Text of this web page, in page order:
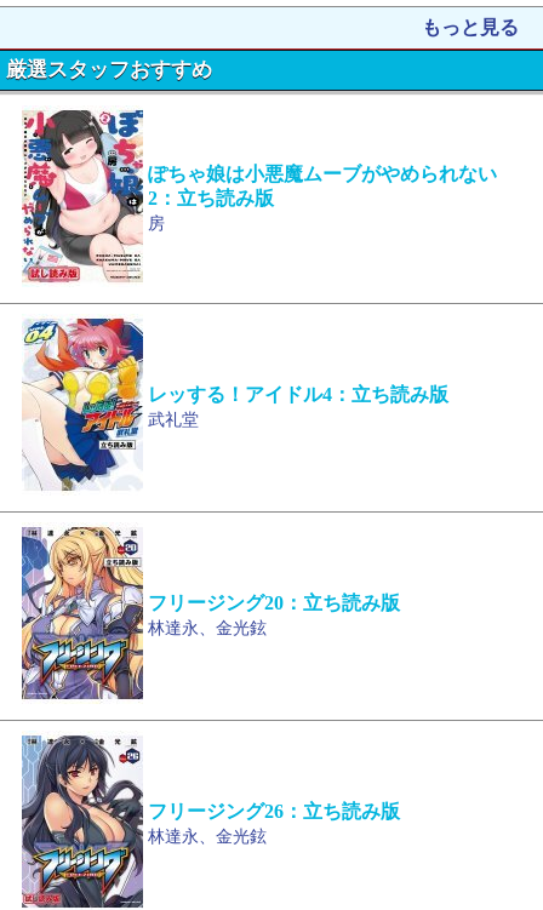
もっと見る
厳選スタッフおすすめ
ぽちゃ娘は小悪魔ムーブがやめられない
2：立ち読み版
房
レッする！アイドル4：立ち読み版
武礼堂
フリージング20：立ち読み版
林達永、金光鉉
フリージング26：立ち読み版
林達永、金光鉉